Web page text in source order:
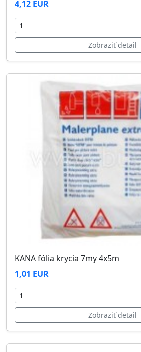
4,12 EUR
Zobraziť detail
KANA fólia krycia 7my 4x5m
1,01 EUR
Zobraziť detail